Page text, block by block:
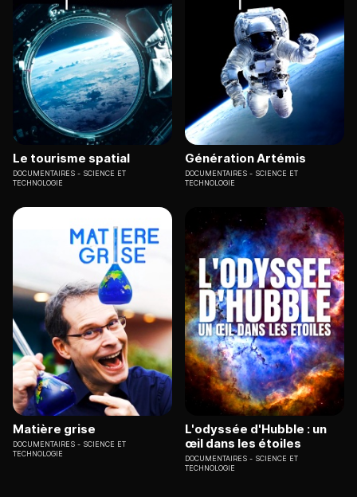
Le tourisme spatial
DOCUMENTAIRES
SCIENCE ET
TECHNOLOGIE
Génération Artémis
DOCUMENTAIRES
SCIENCE ET
TECHNOLOGIE
Matière grise
DOCUMENTAIRES
SCIENCE ET
TECHNOLOGIE
L'odyssée d'Hubble : un
œil dans les étoiles
DOCUMENTAIRES
SCIENCE ET
TECHNOLOGIE